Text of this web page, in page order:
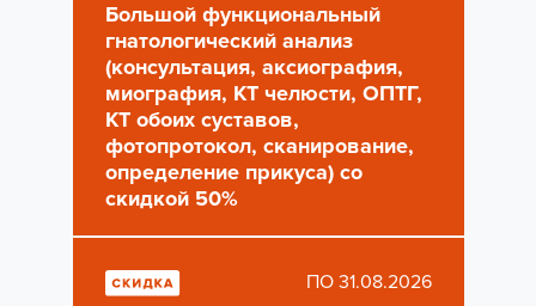
Большой функциональный
гнатологический анализ
(консультация, аксиография,
миография, КТ челюсти, ОПТГ,
КТ обоих суставов,
фотопротокол, сканирование,
определение прикуса) со
скидкой 50%
ПО 31.08.2026